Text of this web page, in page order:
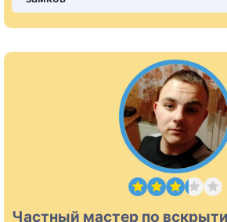
Частный мастер по